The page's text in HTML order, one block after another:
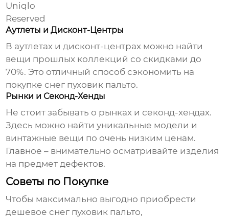
Uniqlo
Reserved
Аутлеты и Дисконт-Центры
В аутлетах и дисконт-центрах можно найти
вещи прошлых коллекций со скидками до
70%. Это отличный способ сэкономить на
покупке снег пуховик пальто.
Рынки и Секонд-Хенды
Не стоит забывать о рынках и секонд-хендах.
Здесь можно найти уникальные модели и
винтажные вещи по очень низким ценам.
Главное – внимательно осматривайте изделия
на предмет дефектов.
Советы по Покупке
Чтобы максимально выгодно приобрести
дешевое снег пуховик пальто,